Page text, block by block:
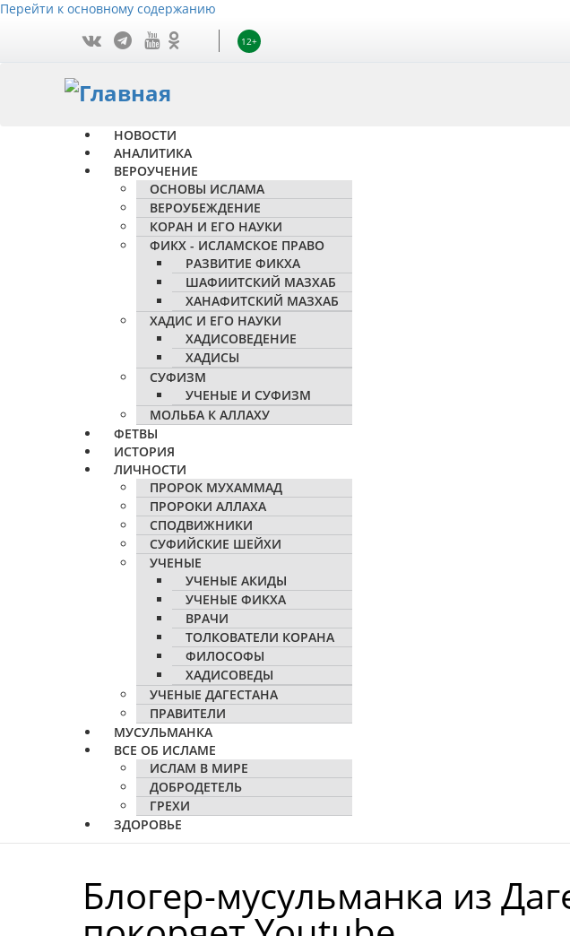
Перейти к основному содержанию
12+
НОВОСТИ
АНАЛИТИКА
ВЕРОУЧЕНИЕ
ОСНОВЫ ИСЛАМА
ВЕРОУБЕЖДЕНИЕ
КОРАН И ЕГО НАУКИ
ФИКХ - ИСЛАМСКОЕ ПРАВО
РАЗВИТИЕ ФИКХА
ШАФИИТСКИЙ МАЗХАБ
ХАНАФИТСКИЙ МАЗХАБ
ХАДИС И ЕГО НАУКИ
ХАДИСОВЕДЕНИЕ
ХАДИСЫ
СУФИЗМ
УЧЕНЫЕ И СУФИЗМ
МОЛЬБА К АЛЛАХУ
ФЕТВЫ
ИСТОРИЯ
ЛИЧНОСТИ
ПРОРОК МУХАММАД
ПРОРОКИ АЛЛАХА
СПОДВИЖНИКИ
СУФИЙСКИЕ ШЕЙХИ
УЧЕНЫЕ
УЧЕНЫЕ АКИДЫ
УЧЕНЫЕ ФИКХА
ВРАЧИ
ТОЛКОВАТЕЛИ КОРАНА
ФИЛОСОФЫ
ХАДИСОВЕДЫ
УЧЕНЫЕ ДАГЕСТАНА
ПРАВИТЕЛИ
МУСУЛЬМАНКА
ВСЕ ОБ ИСЛАМЕ
ИСЛАМ В МИРЕ
ДОБРОДЕТЕЛЬ
ГРЕХИ
ЗДОРОВЬЕ
Блогер-мусульманка из